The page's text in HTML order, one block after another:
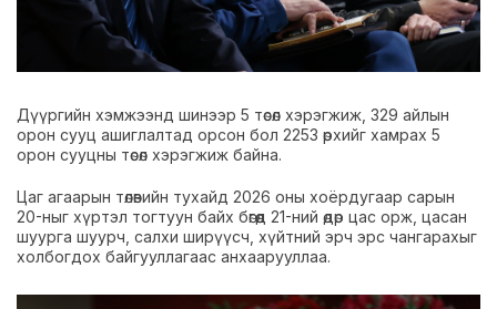
Дүүргийн хэмжээнд шинээр 5 төсөл хэрэгжиж, 329 айлын
орон сууц ашиглалтад орсон бол 2253 өрхийг хамрах 5
орон сууцны төсөл хэрэгжиж байна.
Цаг агаарын төлөвийн тухайд 2026 оны хоёрдугаар сарын
20-ныг хүртэл тогтуун байх бөгөөд 21-ний өдөр цас орж, цасан
шуурга шуурч, салхи ширүүсч, хүйтний эрч эрс чангарахыг
холбогдох байгууллагаас анхаарууллаа.